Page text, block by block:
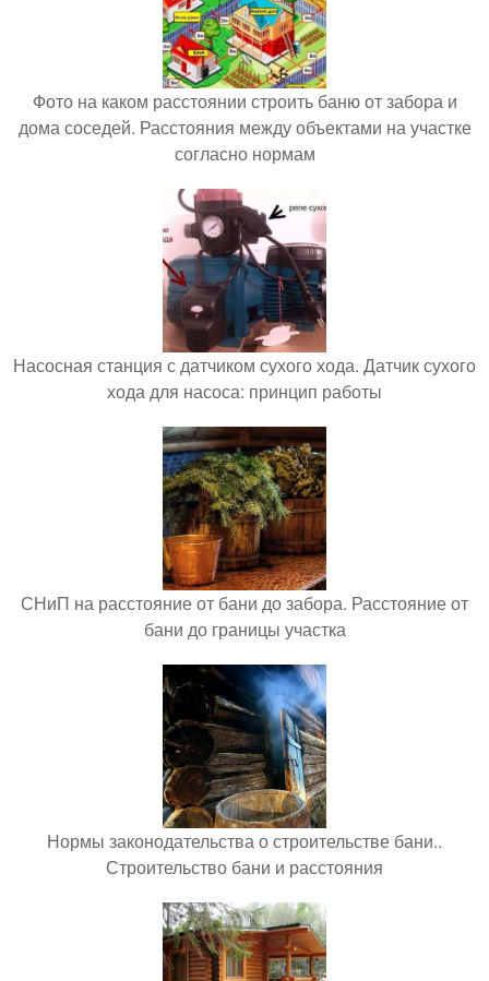
Фото на каком расстоянии строить баню от забора и
дома соседей. Расстояния между объектами на участке
согласно нормам
Насосная станция с датчиком сухого хода. Датчик сухого
хода для насоса: принцип работы
СНиП на расстояние от бани до забора. Расстояние от
бани до границы участка
Нормы законодательства о строительстве бани..
Строительство бани и расстояния